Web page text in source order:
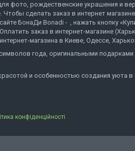
фото, рождественские украшения и
сделать заказ в интернет
БонаДи Bonadi - , нажать кнопку
заказ в интернет-магазине
магазина в Киеве, Одессе,
года, оригинальными
и особенностью создания уюта
конфіденційності